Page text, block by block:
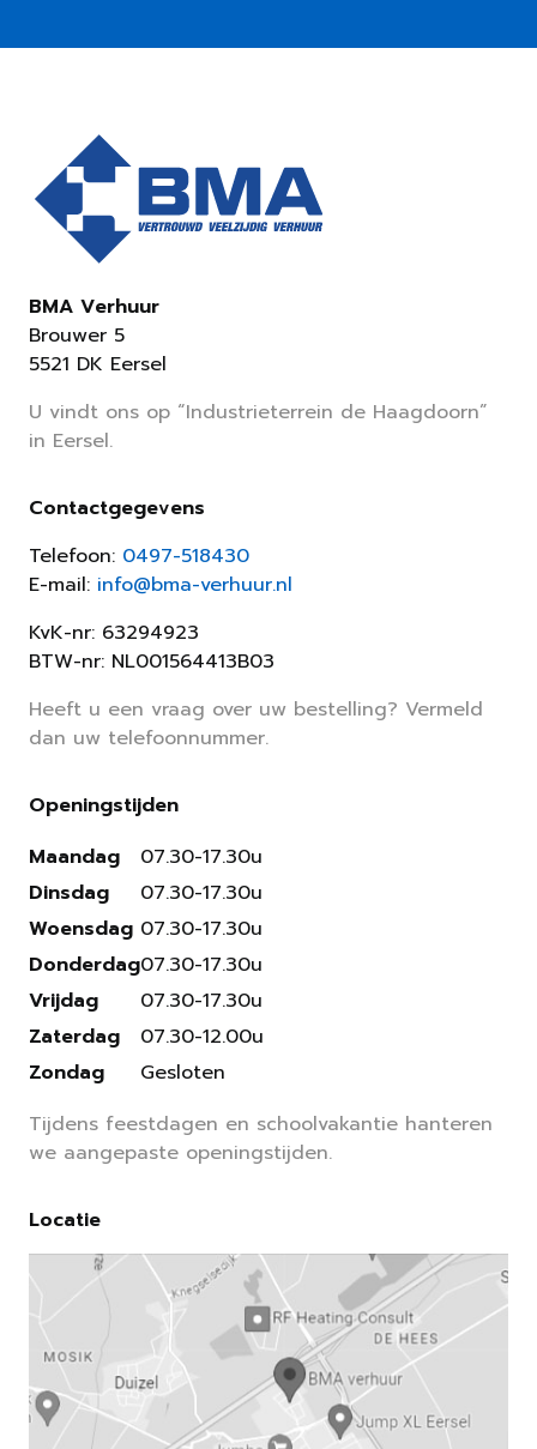
BMA Verhuur
Brouwer 5
5521 DK Eersel
U vindt ons op “Industrieterrein de Haagdoorn”
in Eersel.
Contactgegevens
Telefoon: 0497-518430
E-mail: info@bma-verhuur.nl
KvK-nr: 63294923
BTW-nr: NL001564413B03
Heeft u een vraag over uw bestelling? Vermeld
dan uw telefoonnummer.
Openingstijden
Maandag
Dinsdag
Woensdag
Donderdag
Vrijdag
Zaterdag
Zondag
07.30-17.30u
07.30-17.30u
07.30-17.30u
07.30-17.30u
07.30-17.30u
07.30-12.00u
Gesloten
Tijdens feestdagen en schoolvakantie hanteren
we aangepaste openingstijden.
Locatie